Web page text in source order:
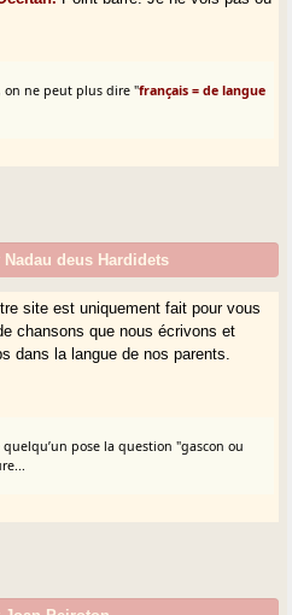
on ne peut plus dire "français = de langue
Nadau deus Hardidets
site est uniquement fait pour vous
chansons que nous écrivons et
dans la langue de nos parents.
pose la question "gascon ou